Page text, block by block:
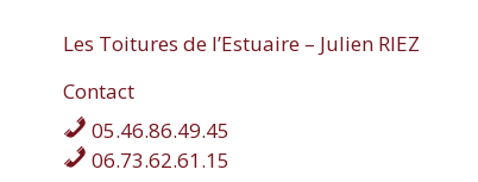
Les Toitures de l’Estuaire – Julien RIEZ
Contact
05.46.86.49.45
06.73.62.61.15